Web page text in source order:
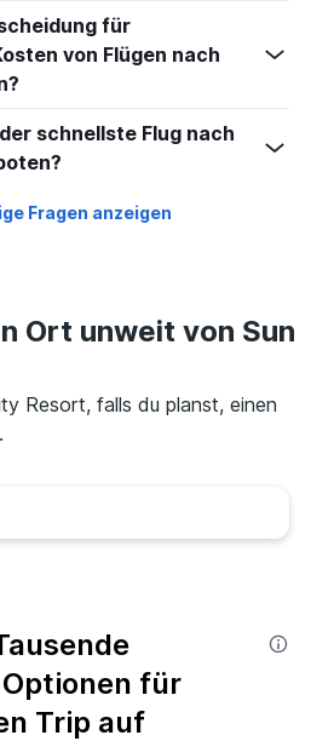
für
von Flügen nach
schnellste Flug nach
Fragen anzeigen
Ort unweit von Sun
Resort, falls du planst, einen
für
Trip auf